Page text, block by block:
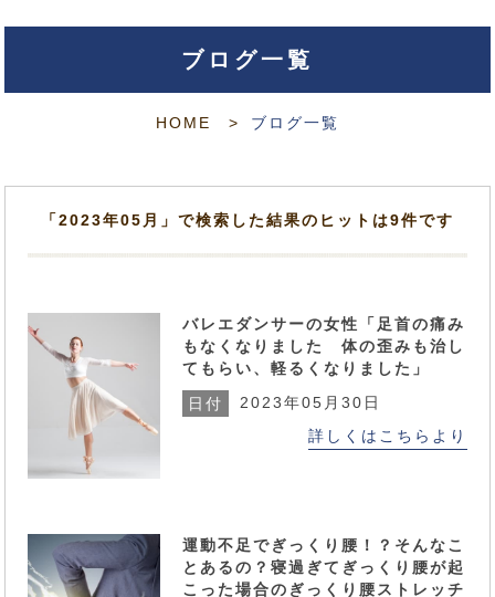
ブログ一覧
HOME ブログ一覧
「2023年05月」で検索した結果のヒットは9件です
バレエダンサーの女性「足首の痛み
もなくなりました 体の歪みも治し
てもらい、軽るくなりました」
日付
2023年05月30日
詳しくはこちらより
運動不足でぎっくり腰！？そんなこ
とあるの？寝過ぎてぎっくり腰が起
こった場合のぎっくり腰ストレッチ